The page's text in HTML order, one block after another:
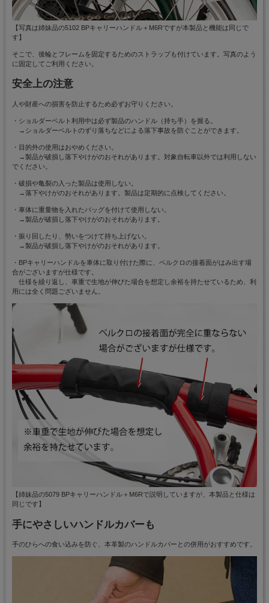
【写真は姉妹品の5102 BPキャリーハンドル＋M6Rですが本製品と機能は同じで
す】
そこで、後輪とフレームを固定するためのストラップも付けています。写真のよう
に固定してご利用ください。
安全上の注意
人や財産への損害を防止するため必ずお守りください。
・ショルダーベルト利用中は必ず製品のハンドル（持ち手）を握る。
→ショルダーベルトのずり落ちなどによる落下事故を防ぐことができます。
・目的外の使用はおやめください。
→製品が破損し落下やけがのおそれがあります。対象自転車以外では利用しない
でください。
・破損や亀裂の入った製品は使用しない。
→落下やけがのおそれがあります。製品は定期的に点検してください。
・車体に重量物を入れたバッグを付けて使用しない。
→製品が破損し落下やけがのおそれがあります。
・振り回したり、勢いをつけて持ち上げない。
→製品が破損し落下やけがのおそれがあります。
・BPキャリーハンドルを車体に取り付けた際に、ベルクロの接着面がはみ出す場
合がございますが仕様です。
仕様を繰り返し、車重で生地が伸びた場合を想定し余裕を持たせているため、利
用には全く問題ございません。
【姉妹品の5079 BPキャリーハンドル＋M6Rで説明していますが、本製品と仕様は
同じです】
手にやさしいハンドルカバーも
手のひらへの食い込みを防ぐ、本革製のハンドルカバーとの併用がおすすめです。